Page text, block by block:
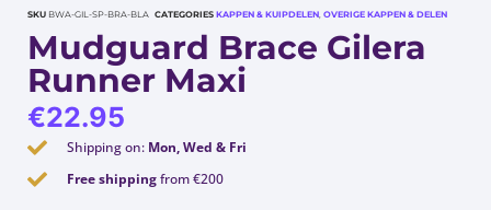
SKU BWA-GIL-SP-BRA-BLA CATEGORIES KAPPEN & KUIPDELEN, OVERIGE KAPPEN & DELEN
Mudguard Brace Gilera
Runner Maxi
€22.95
Shipping on: Mon, Wed & Fri
Free shippingfrom €200